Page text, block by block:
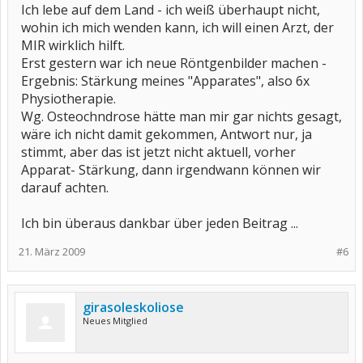
Ich lebe auf dem Land - ich weiß überhaupt nicht,
wohin ich mich wenden kann, ich will einen Arzt, der
MIR wirklich hilft.
Erst gestern war ich neue Röntgenbilder machen -
Ergebnis: Stärkung meines "Apparates", also 6x
Physiotherapie.
Wg. Osteochndrose hätte man mir gar nichts gesagt,
wäre ich nicht damit gekommen, Antwort nur, ja
stimmt, aber das ist jetzt nicht aktuell, vorher
Apparat- Stärkung, dann irgendwann können wir
darauf achten.
Ich bin überaus dankbar über jeden Beitrag ...
#6
21. März 2009
girasoleskoliose
Neues Mitglied